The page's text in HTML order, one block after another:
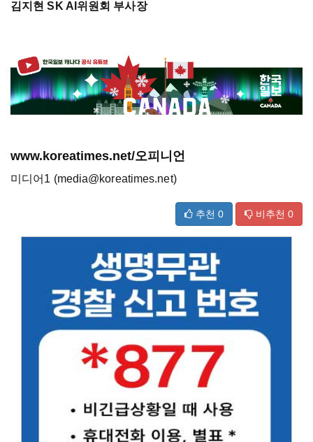
김지현 SK AI위원회 부사장
www.koreatimes.net/오피니언
미디어1 (media@koreatimes.net)
추천 0 비추천 0